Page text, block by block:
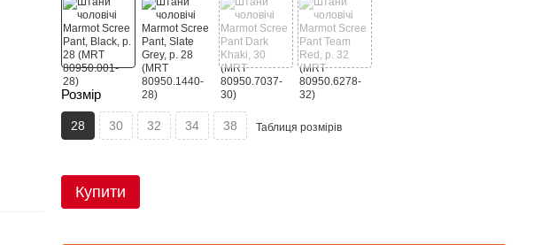
Розмір
28 30 32 34 38 Таблиця розмірів
Купити